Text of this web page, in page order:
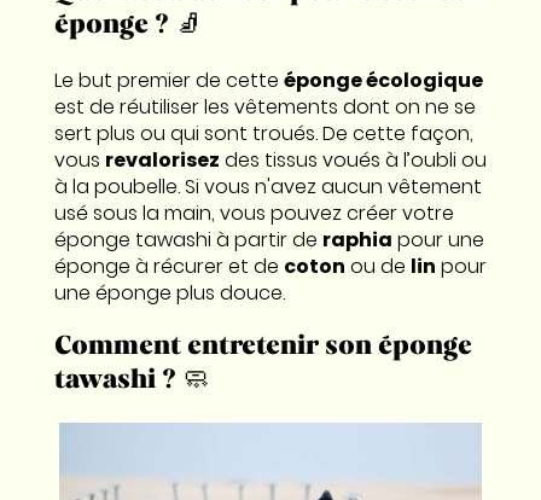
éponge ? 🧦
Le but premier de cette éponge écologique
est de réutiliser les vêtements dont on ne se
sert plus ou qui sont troués. De cette façon,
vous revalorisez des tissus voués à l’oubli ou
à la poubelle. Si vous n'avez aucun vêtement
usé sous la main, vous pouvez créer votre
éponge tawashi à partir de raphia pour une
éponge à récurer et de coton ou de lin pour
une éponge plus douce.
Comment entretenir son éponge
tawashi ? 🧼